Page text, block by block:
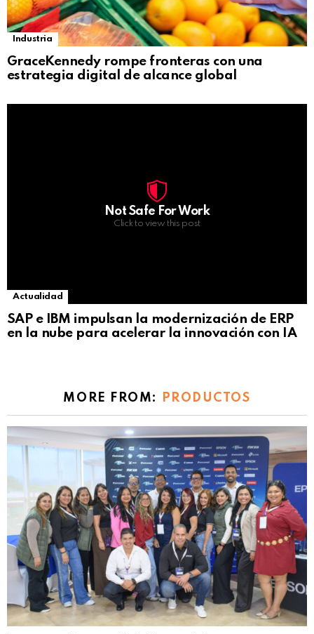
Industria
GraceKennedy rompe fronteras con una
estrategia digital de alcance global
Not Safe For Work
Click to view this post
Actualidad
SAP e IBM impulsan la modernización de ERP
en la nube para acelerar la innovación con IA
MORE FROM: PRODUCTOS